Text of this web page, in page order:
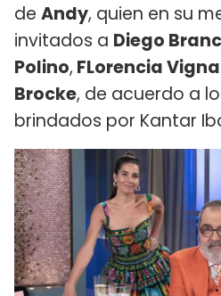
de Andy, quien en su
invitados a Diego
Polino, FLorencia Vigna
Brocke, de acuerdo a
brindados por Kantar